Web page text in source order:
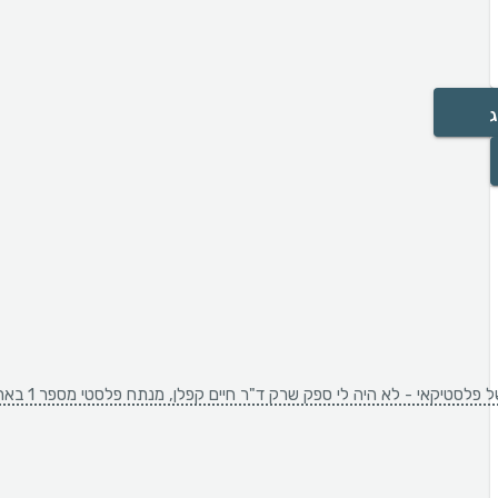
שיש. התוצאה טבעית, מקצועית, הכי "אני" שיש. הצוות של ד"ר קפלן הפך לי עולמות כדי שאקבל ניתוח מוקדם (רפואי), ד"ר קפלן היה סופר קפדן על הפרטים הקטנים לכל אורך הדרך, הגיע לביקורת בכל יום בבית החולים בימי האשפוז כולל שישי ושבת! והביקורות שוטפות ונמשכות ועוקבות אחרי כל פרט בהחלמה. תודה גדולה לד"ר קפלן ולצוות המופלא שאיתו!